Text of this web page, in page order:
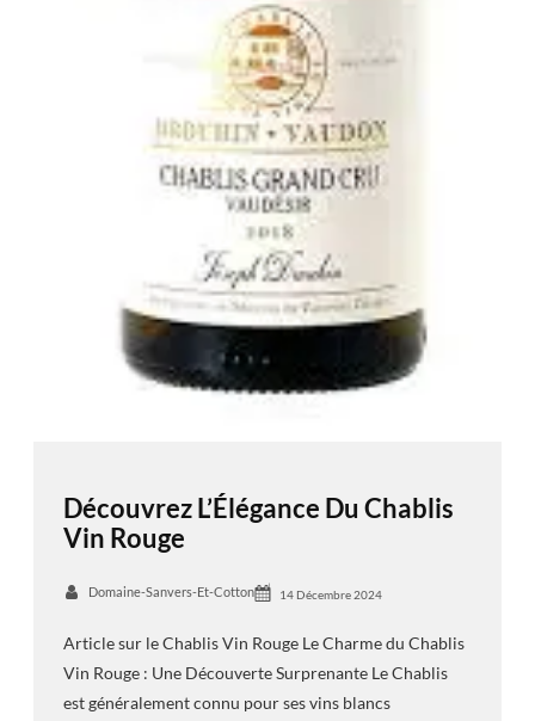
Découvrez L’Élégance Du Chablis
Vin Rouge
Domaine-Sanvers-Et-Cotton 14 Décembre 2024
Article sur le Chablis Vin Rouge Le Charme du Chablis
Vin Rouge : Une Découverte Surprenante Le Chablis
est généralement connu pour ses vins blancs